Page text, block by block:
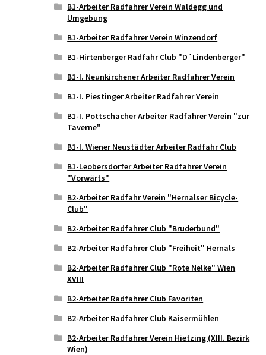
B1-Arbeiter Radfahrer Verein Waldegg und
Umgebung
B1-Arbeiter Radfahrer Verein Winzendorf
B1-Hirtenberger Radfahr Club "D´Lindenberger"
B1-I. Neunkirchener Arbeiter Radfahrer Verein
B1-I. Piestinger Arbeiter Radfahrer Verein
B1-I. Pottschacher Arbeiter Radfahrer Verein "zur
Taverne"
B1-I. Wiener Neustädter Arbeiter Radfahr Club
B1-Leobersdorfer Arbeiter Radfahrer Verein
"Vorwärts"
B2-Arbeiter Radfahr Verein "Hernalser Bicycle-
Club"
B2-Arbeiter Radfahrer Club "Bruderbund"
B2-Arbeiter Radfahrer Club "Freiheit" Hernals
B2-Arbeiter Radfahrer Club "Rote Nelke" Wien
XVIII
B2-Arbeiter Radfahrer Club Favoriten
B2-Arbeiter Radfahrer Club Kaisermühlen
B2-Arbeiter Radfahrer Verein Hietzing (XIII. Bezirk
Wien)